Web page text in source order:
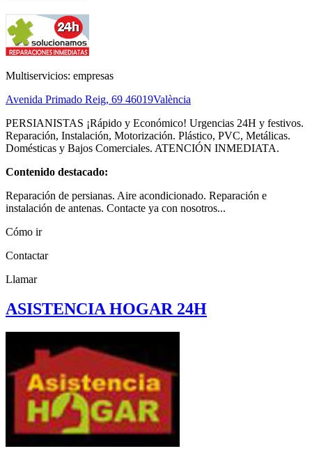
Multiservicios: empresas
Avenida Primado Reig, 69 46019València
PERSIANISTAS ¡Rápido y Económico! Urgencias 24H y festivos.
Reparación, Instalación, Motorización. Plástico, PVC, Metálicas.
Domésticas y Bajos Comerciales. ATENCIÓN INMEDIATA.
Contenido destacado:
Reparación de persianas. Aire acondicionado. Reparación e
instalación de antenas. Contacte ya con nosotros...
Cómo ir
Contactar
Llamar
ASISTENCIA HOGAR 24H